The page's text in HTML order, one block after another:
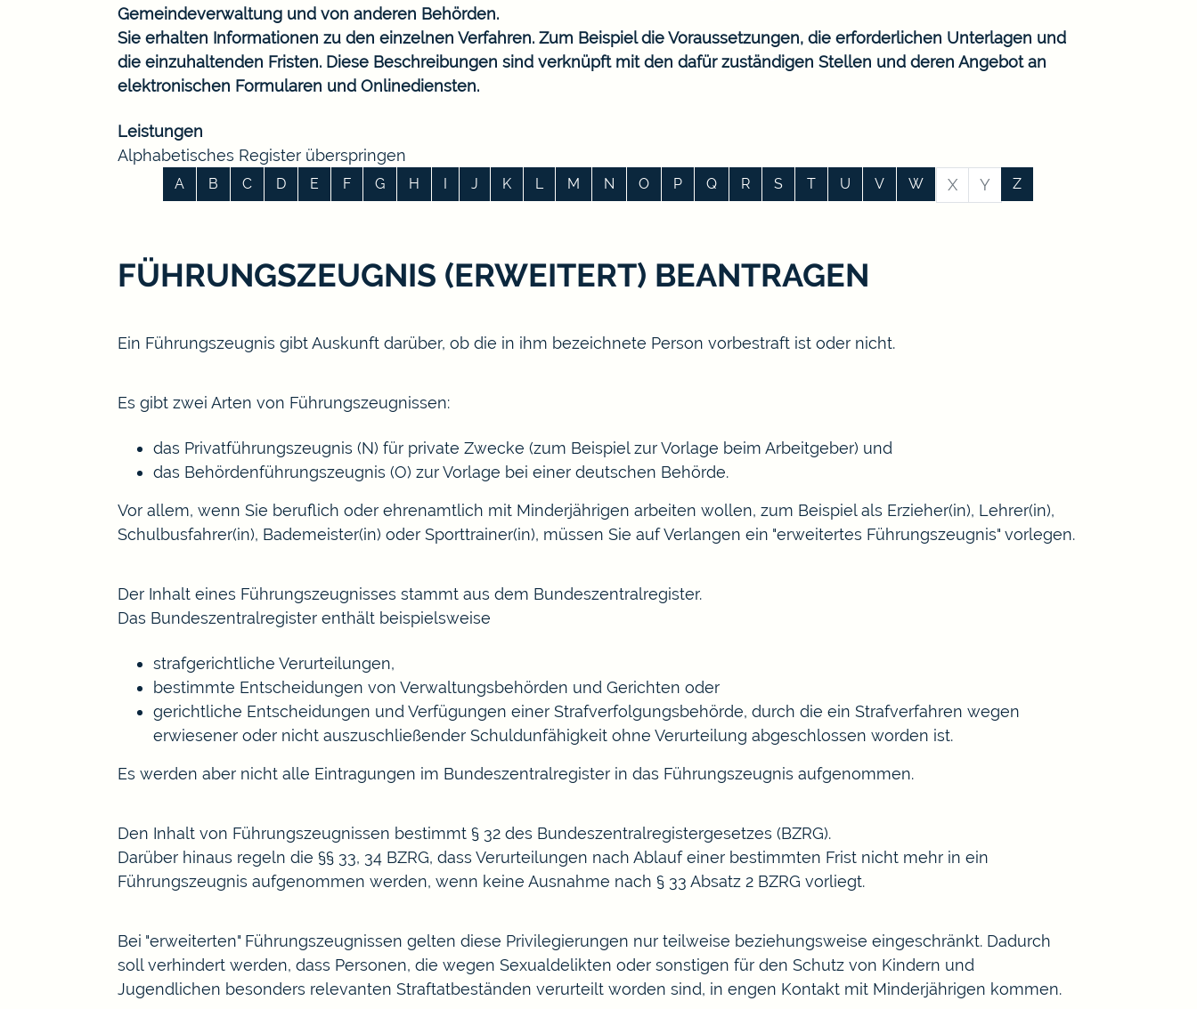
Gemeindeverwaltung und von anderen Behörden.
Sie erhalten Informationen zu den einzelnen Verfahren. Zum Beispiel die Voraussetzungen, die erforderlichen Unterlagen und
die einzuhaltenden Fristen. Diese Beschreibungen sind verknüpft mit den dafür zuständigen Stellen und deren Angebot an
elektronischen Formularen und Onlinediensten.
Leistungen
Alphabetisches Register überspringen
A B C D E F G H I J K L M N O P Q R S T U V W X Y Z
FÜHRUNGSZEUGNIS (ERWEITERT) BEANTRAGEN
Ein Führungszeugnis gibt Auskunft darüber, ob die in ihm bezeichnete Person vorbestraft ist oder nicht.
Es gibt zwei Arten von Führungszeugnissen:
das Privatführungszeugnis (N) für private Zwecke (zum Beispiel zur Vorlage beim Arbeitgeber) und
das Behördenführungszeugnis (O) zur Vorlage bei einer deutschen Behörde.
Vor allem, wenn Sie beruflich oder ehrenamtlich mit Minderjährigen arbeiten wollen, zum Beispiel als Erzieher(in), Lehrer(in),
Schulbusfahrer(in), Bademeister(in) oder Sporttrainer(in), müssen Sie auf Verlangen ein "erweitertes Führungszeugnis" vorlegen.
Der Inhalt eines Führungszeugnisses stammt aus dem Bundeszentralregister.
Das Bundeszentralregister enthält beispielsweise
strafgerichtliche Verurteilungen,
bestimmte Entscheidungen von Verwaltungsbehörden und Gerichten oder
gerichtliche Entscheidungen und Verfügungen einer Strafverfolgungsbehörde, durch die ein Strafverfahren wegen
erwiesener oder nicht auszuschließender Schuldunfähigkeit ohne Verurteilung abgeschlossen worden ist.
Es werden aber nicht alle Eintragungen im Bundeszentralregister in das Führungszeugnis aufgenommen.
Den Inhalt von Führungszeugnissen bestimmt § 32 des Bundeszentralregistergesetzes (BZRG).
Darüber hinaus regeln die §§ 33, 34 BZRG, dass Verurteilungen nach Ablauf einer bestimmten Frist nicht mehr in ein
Führungszeugnis aufgenommen werden, wenn keine Ausnahme nach § 33 Absatz 2 BZRG vorliegt.
Bei "erweiterten" Führungszeugnissen gelten diese Privilegierungen nur teilweise beziehungsweise eingeschränkt. Dadurch
soll verhindert werden, dass Personen, die wegen Sexualdelikten oder sonstigen für den Schutz von Kindern und
Jugendlichen besonders relevanten Straftatbeständen verurteilt worden sind, in engen Kontakt mit Minderjährigen kommen.